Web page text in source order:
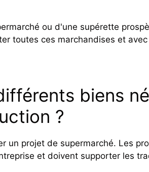
ou d'une supérette
toutes ces marchandises et
biens
?
projet de supermarché. Les
et doivent supporter les